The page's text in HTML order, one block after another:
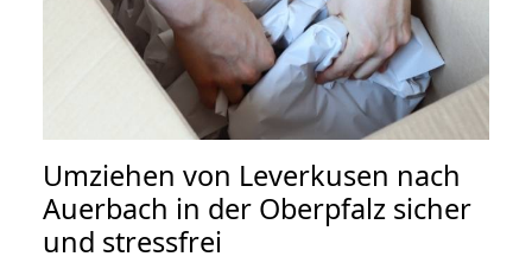
Umziehen von Leverkusen nach
Auerbach in der Oberpfalz sicher
und stressfrei